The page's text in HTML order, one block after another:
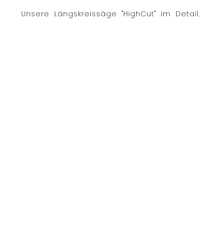
Unsere Längskreissäge "HighCut" im Detail.